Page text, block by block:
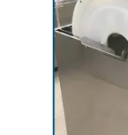
PRIVACY
POLICY